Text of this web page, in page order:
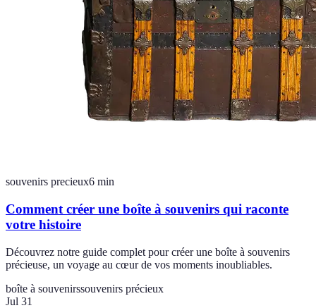
souvenirs precieux6 min
Comment créer une boîte à souvenirs qui raconte
votre histoire
Découvrez notre guide complet pour créer une boîte à souvenirs
précieuse, un voyage au cœur de vos moments inoubliables.
boîte à souvenirssouvenirs précieux
Jul 31